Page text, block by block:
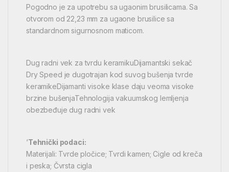
Pogodno je za upotrebu sa ugaonim brusilicama. Sa
otvorom od 22,23 mm za ugaone brusilice sa
standardnom sigurnosnom maticom.
Dug radni vek za tvrdu keramikuDijamantski sekač
Dry Speed je dugotrajan kod suvog bušenja tvrde
keramikeDijamanti visoke klase daju veoma visoke
brzine bušenjaTehnologija vakuumskog lemljenja
obezbeđuje dug radni vek
‘Tehnički podaci:
Materijali: Tvrde pločice; Tvrdi kamen; Cigle od kreča
i peska; Čvrsta cigla